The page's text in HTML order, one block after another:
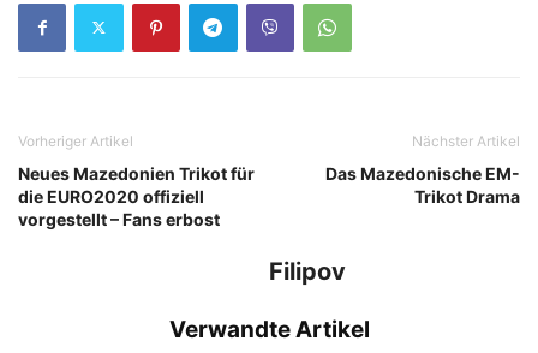
Vorheriger Artikel
Neues Mazedonien Trikot für
die EURO2020 offiziell
vorgestellt – Fans erbost
Nächster Artikel
Das Mazedonische EM-
Trikot Drama
Filipov
Verwandte Artikel